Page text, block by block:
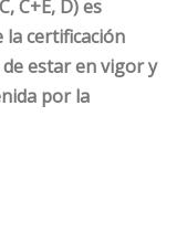
C+E, D)es
la certificación
estar en vigor y
por la